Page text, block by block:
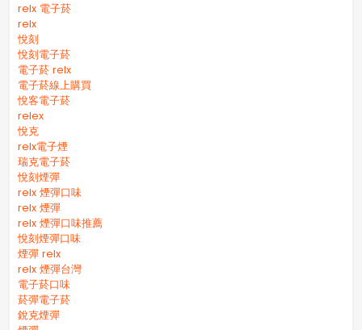
relx 電子菸
relx
悅刻
悅刻電子菸
電子菸 relx
電子菸線上購買
悅客電子菸
relex
悅克
relx電子煙
瑞克電子菸
悅刻煙彈
relx 煙彈口味
relx 煙彈
relx 煙彈口味推薦
悅刻煙彈口味
煙彈 relx
relx 煙彈台灣
電子菸口味
菸彈電子菸
銳克煙彈